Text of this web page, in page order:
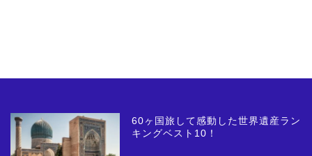
60ヶ国旅して感動した世界遺産ラン
キングベスト10！